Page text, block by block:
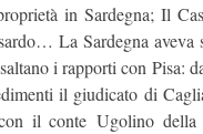
in Sardegna; Il
La Sardegna aveva
i rapporti con Pisa:
il giudicato di
il conte Ugolino della